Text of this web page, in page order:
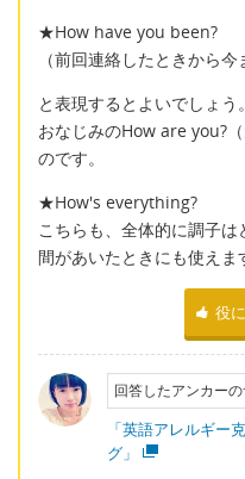
★How have you been?
（前回連絡したときから
と表現するとよいでしょう。
おなじみのHow are you?
のです。
★How's everything?
こちらも、全体的に調子は
間があいたときにも使えま
役
回答したアンカーの
「英語アレルギー
グ」